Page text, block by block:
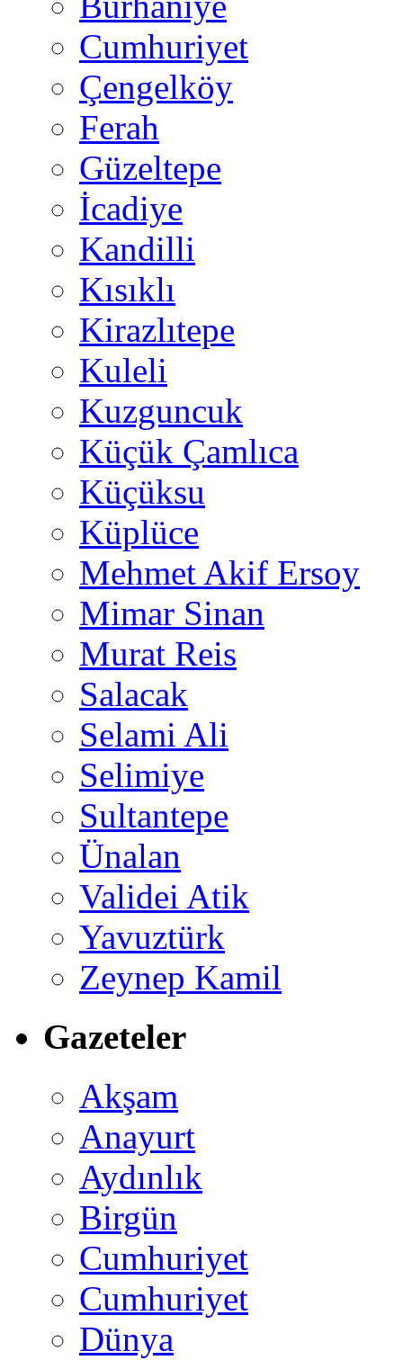
Cumhuriyet
Çengelköy
Ferah
Güzeltepe
İcadiye
Kandilli
Kısıklı
Kirazlıtepe
Kuleli
Kuzguncuk
Küçük Çamlıca
Küçüksu
Küplüce
Mehmet Akif Ersoy
Mimar Sinan
Murat Reis
Salacak
Selami Ali
Selimiye
Sultantepe
Ünalan
Validei Atik
Yavuztürk
Zeynep Kamil
Gazeteler
Akşam
Anayurt
Aydınlık
Birgün
Cumhuriyet
Cumhuriyet
Dünya